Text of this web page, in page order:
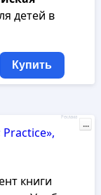
детей в
Купить
книги
Реклама
...